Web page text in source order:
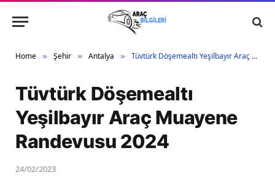
Home » Şehir » Antalya » Tüvtürk Döşemealtı Yeşilbayır Araç Muayene Randevusu 2024
Tüvtürk Döşemealtı
Yeşilbayır Araç Muayene
Randevusu 2024
24/02/2023